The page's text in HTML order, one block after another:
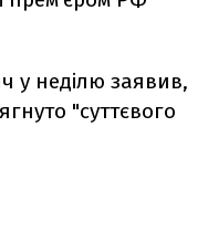
у неділю заявив,
"суттєвого